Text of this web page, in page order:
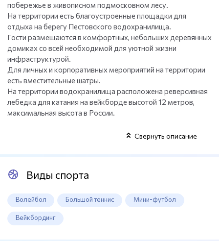
побережье в живописном подмосковном лесу.
На территории есть благоустроенные площадки для
отдыха на берегу Пестовского водохранилища.
Гости размещаются в комфортных, небольших деревянных
домиках со всей необходимой для уютной жизни
инфраструктурой.
Для личных и корпоративных мероприятий на территории
есть вместительные шатры.
На территории водохранилища расположена реверсивная
лебедка для катания на вейкборде высотой 12 метров,
максимальная высота в России.
Свернуть описание
Виды спорта
Волейбол Большой теннис Мини-футбол
Вейкбординг